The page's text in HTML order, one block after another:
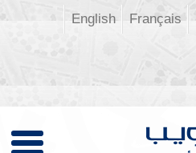
Français
English